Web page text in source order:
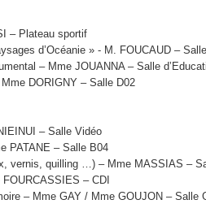
– Plateau sportif
d’Océanie » - M. FOUCAUD –
– Mme JOUANNA – Salle
DORIGNY – Salle D02
– Salle Vidéo
PATANE – Salle B04
vernis, quilling …) – Mme MASSIAS –
– CDI
– Mme GAY / Mme GOUJON – Salle